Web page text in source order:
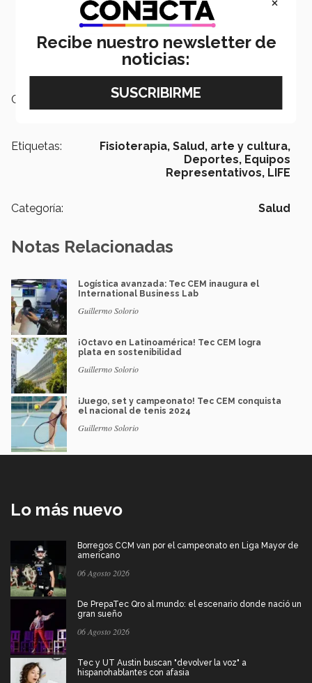
Campus: Estado de México
Etiquetas: Fisioterapia, Salud, arte y cultura,
Deportes, Equipos
Representativos, LIFE
Categoría: Salud
Notas Relacionadas
Logística avanzada: Tec CEM inaugura el
International Business Lab
Guillermo Solorio
¡Octavo en Latinoamérica! Tec CEM logra
plata en sostenibilidad
Guillermo Solorio
¡Juego, set y campeonato! Tec CEM conquista
el nacional de tenis 2024
Guillermo Solorio
Lo más nuevo
Borregos CCM van por el campeonato en Liga Mayor de
americano
06 Agosto 2026
De PrepaTec Qro al mundo: el escenario donde nació un
gran sueño
06 Agosto 2026
Tec y UT Austin buscan "devolver la voz" a
hispanohablantes con afasia
Recibe nuestro newsletter de
noticias: